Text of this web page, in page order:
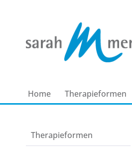
Home Therapie­formen
Therapie­formen